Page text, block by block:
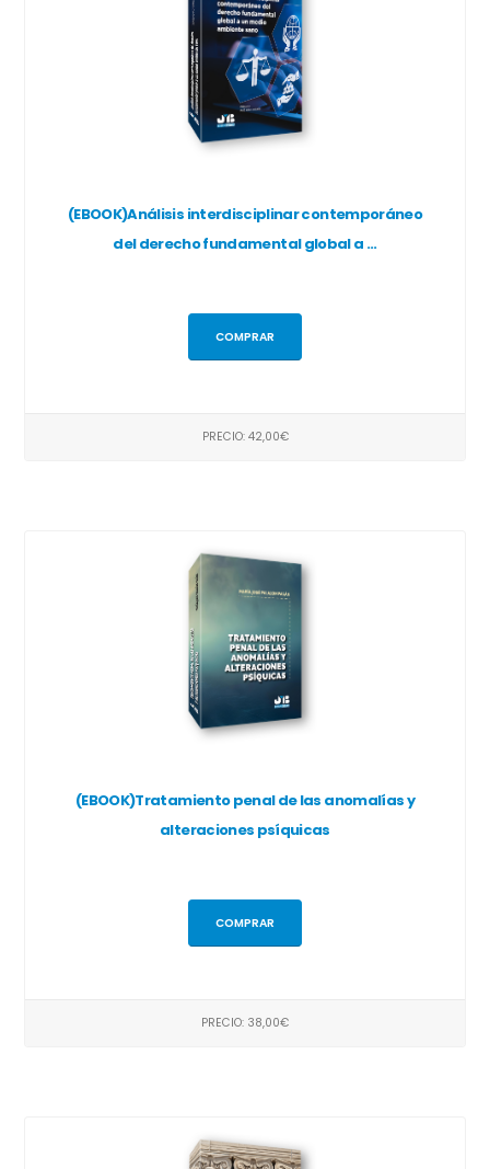
(EBOOK)Análisis interdisciplinar contemporáneo
del derecho fundamental global a ...
COMPRAR
PRECIO: 42,00€
(EBOOK)Tratamiento penal de las anomalías y
alteraciones psíquicas
COMPRAR
PRECIO: 38,00€